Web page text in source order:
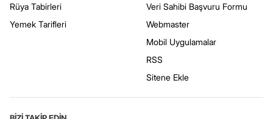
Rüya Tabirleri
Yemek Tarifleri
Veri Sahibi Başvuru Formu
Webmaster
Mobil Uygulamalar
RSS
Sitene Ekle